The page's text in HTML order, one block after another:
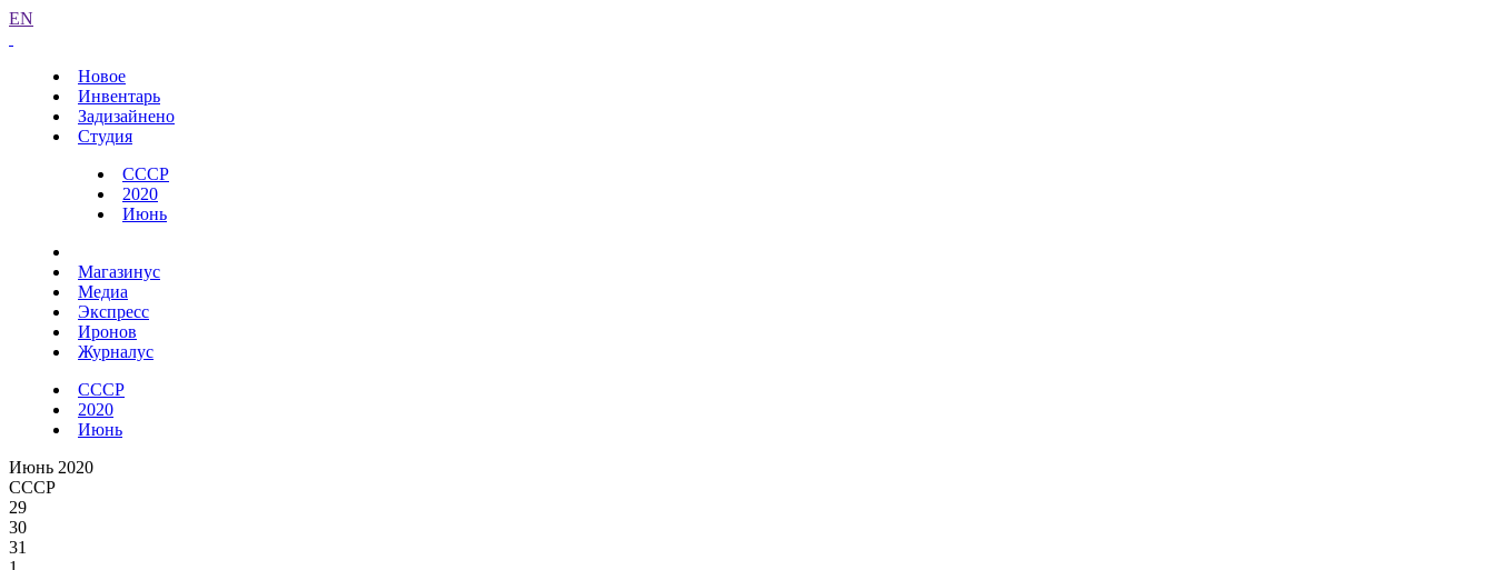
EN
Новое
Инвентарь
Задизайнено
Студия
СССР
2020
Июнь
Магазинус
Медиа
Экспресс
Иронов
Журналус
СССР
2020
Июнь
Июнь 2020
СССР
29
30
31